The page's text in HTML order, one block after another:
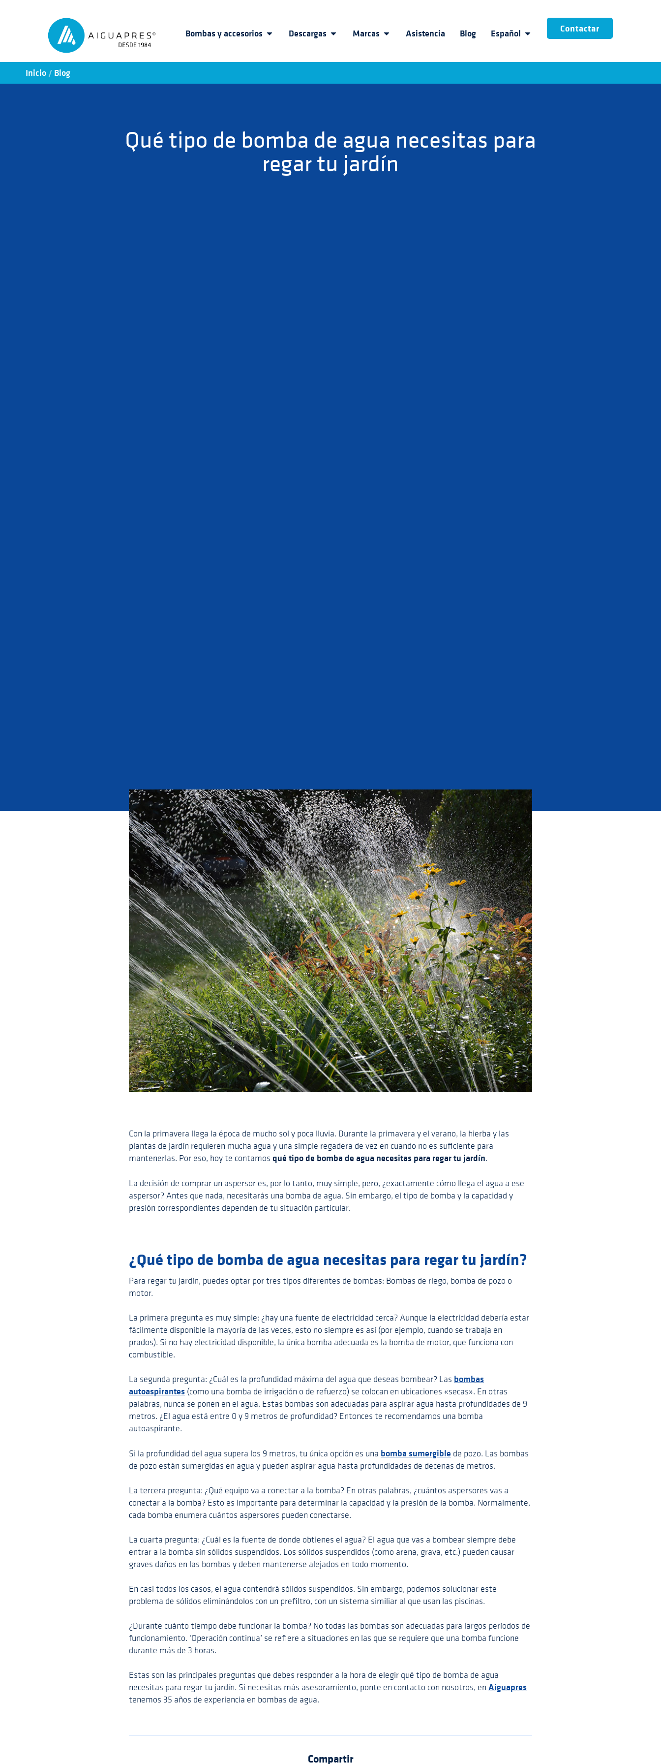
Bombas y accesorios Descargas Marcas Asistencia Blog Español Contactar
Inicio / Blog
Qué tipo de bomba de agua necesitas para
regar tu jardín
Con la primavera llega la época de mucho sol y poca lluvia. Durante la primavera y el verano, la hierba y las
plantas de jardín requieren mucha agua y una simple regadera de vez en cuando no es suficiente para
mantenerlas. Por eso, hoy te contamos qué tipo de bomba de agua necesitas para regar tu jardín.
La decisión de comprar un aspersor es, por lo tanto, muy simple, pero, ¿exactamente cómo llega el agua a ese
aspersor? Antes que nada, necesitarás una bomba de agua. Sin embargo, el tipo de bomba y la capacidad y
presión correspondientes dependen de tu situación particular.
¿Qué tipo de bomba de agua necesitas para regar tu jardín?
Para regar tu jardín, puedes optar por tres tipos diferentes de bombas: Bombas de riego, bomba de pozo o
motor.
La primera pregunta es muy simple: ¿hay una fuente de electricidad cerca? Aunque la electricidad debería estar
fácilmente disponible la mayoría de las veces, esto no siempre es así (por ejemplo, cuando se trabaja en
prados). Si no hay electricidad disponible, la única bomba adecuada es la bomba de motor, que funciona con
combustible.
La segunda pregunta: ¿Cuál es la profundidad máxima del agua que deseas bombear? Las bombas
autoaspirantes (como una bomba de irrigación o de refuerzo) se colocan en ubicaciones «secas». En otras
palabras, nunca se ponen en el agua. Estas bombas son adecuadas para aspirar agua hasta profundidades de 9
metros. ¿El agua está entre 0 y 9 metros de profundidad? Entonces te recomendamos una bomba
autoaspirante.
Si la profundidad del agua supera los 9 metros, tu única opción es una bomba sumergible de pozo. Las bombas
de pozo están sumergidas en agua y pueden aspirar agua hasta profundidades de decenas de metros.
La tercera pregunta: ¿Qué equipo va a conectar a la bomba? En otras palabras, ¿cuántos aspersores vas a
conectar a la bomba? Esto es importante para determinar la capacidad y la presión de la bomba. Normalmente,
cada bomba enumera cuántos aspersores pueden conectarse.
La cuarta pregunta: ¿Cuál es la fuente de donde obtienes el agua? El agua que vas a bombear siempre debe
entrar a la bomba sin sólidos suspendidos. Los sólidos suspendidos (como arena, grava, etc.) pueden causar
graves daños en las bombas y deben mantenerse alejados en todo momento.
En casi todos los casos, el agua contendrá sólidos suspendidos. Sin embargo, podemos solucionar este
problema de sólidos eliminándolos con un prefiltro, con un sistema similiar al que usan las piscinas.
¿Durante cuánto tiempo debe funcionar la bomba? No todas las bombas son adecuadas para largos períodos de
funcionamiento. ‘Operación continua’ se refiere a situaciones en las que se requiere que una bomba funcione
durante más de 3 horas.
Estas son las principales preguntas que debes responder a la hora de elegir qué tipo de bomba de agua
necesitas para regar tu jardín. Si necesitas más asesoramiento, ponte en contacto con nosotros, en Aiguapres
tenemos 35 años de experiencia en bombas de agua.
Compartir